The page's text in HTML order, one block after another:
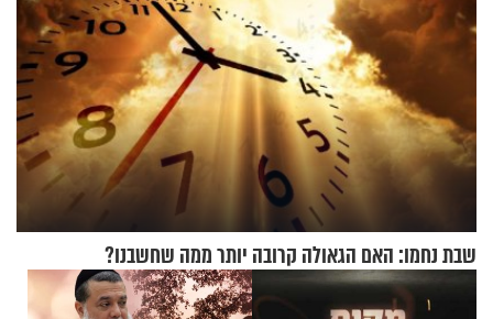
שבת נחמו: האם הגאולה קרובה יותר ממה שחשבנו?